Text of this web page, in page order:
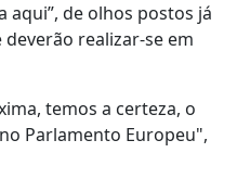
aqui”, de olhos postos já
realizar-se em
temos a certeza, o
Parlamento Europeu",